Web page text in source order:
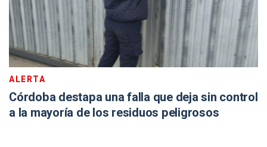
ALERTA
Córdoba destapa una falla que deja sin control
a la mayoría de los residuos peligrosos